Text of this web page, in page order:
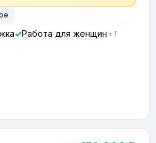
Работа для женщин +1